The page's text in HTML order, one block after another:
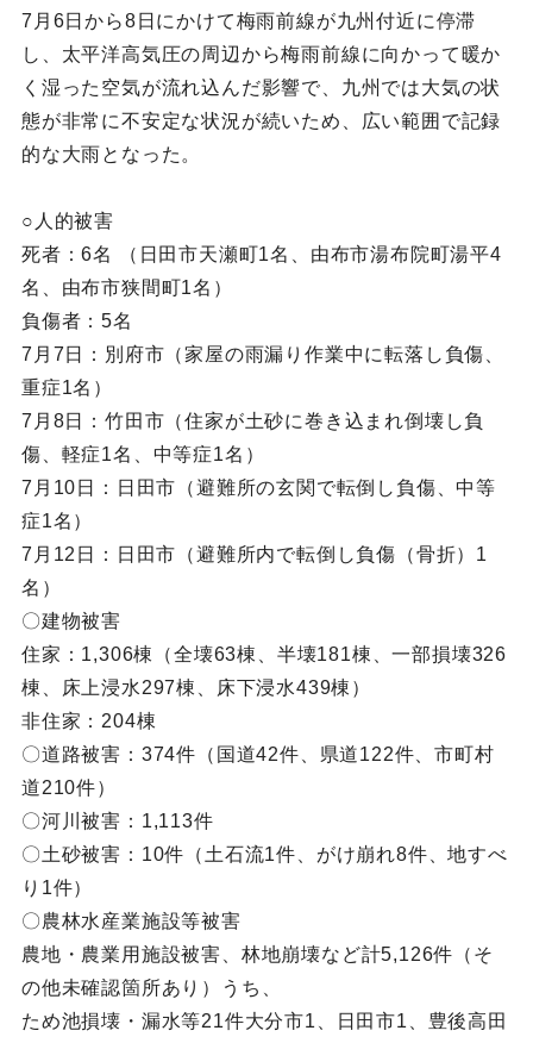
7月6日から8日にかけて梅雨前線が九州付近に停滞
し、太平洋高気圧の周辺から梅雨前線に向かって暖か
く湿った空気が流れ込んだ影響で、九州では大気の状
態が非常に不安定な状況が続いため、広い範囲で記録
的な大雨となった。
○人的被害
死者：6名 （日田市天瀬町1名、由布市湯布院町湯平4
名、由布市狭間町1名）
負傷者：5名
7月7日：別府市（家屋の雨漏り作業中に転落し負傷、
重症1名）
7月8日：竹田市（住家が土砂に巻き込まれ倒壊し負
傷、軽症1名、中等症1名）
7月10日：日田市（避難所の玄関で転倒し負傷、中等
症1名）
7月12日：日田市（避難所内で転倒し負傷（骨折）1
名）
〇建物被害
住家：1,306棟（全壊63棟、半壊181棟、一部損壊326
棟、床上浸水297棟、床下浸水439棟）
非住家：204棟
〇道路被害：374件（国道42件、県道122件、市町村
道210件）
〇河川被害：1,113件
〇土砂被害：10件（土石流1件、がけ崩れ8件、地すべ
り1件）
〇農林水産業施設等被害
農地・農業用施設被害、林地崩壊など計5,126件（そ
の他未確認箇所あり）うち、
ため池損壊・漏水等21件大分市1、日田市1、豊後高田